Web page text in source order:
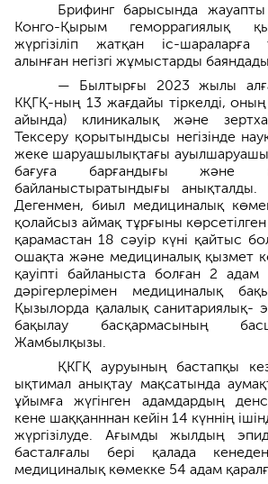
Брифинг барысында
Конго-Қырым геморрагиялық
жүргізіліп жатқан іс-шараларға
алынған негізгі жұмыстарды
— Былтырғы 2023 жылы
КҚГҚ-ның 13 жағдайы тіркелді,
айында) клиникалық және
Тексеру қорытындысы негізінде
жеке шаруашылықтағы
бағуға барғандығы және
байланыстыратындығы
Дегенмен, биыл медициналық
қолайсыз аймақ тұрғыны
қарамастан 18 сәуір күні қайтыс
ошақта және медициналық қызмет
қауіпті байланыста болған 2
дәрігерлерімен медициналық
Қызылорда қалалық санитариялық-
бақылау басқармасының
Жамбылқызы.
ҚКГҚ ауруының бастапқы
ықтимал анықтау мақсатында
ұйымға жүгінген адамдардың
кене шаққанннан кейін 14 күннің
жүргізілуде. Ағымды жылдың
басталғалы бері қалада
медициналық көмекке 54 адам